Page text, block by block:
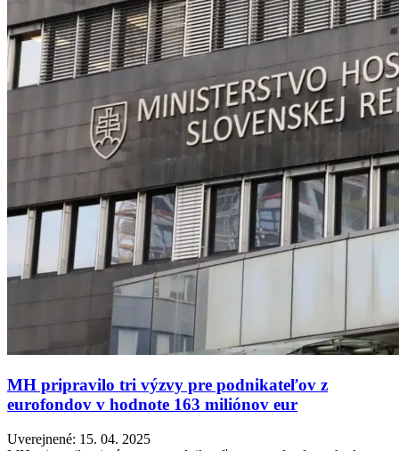
MH pripravilo tri výzvy pre podnikateľov z
eurofondov v hodnote 163 miliónov eur
Uverejnené: 15. 04. 2025